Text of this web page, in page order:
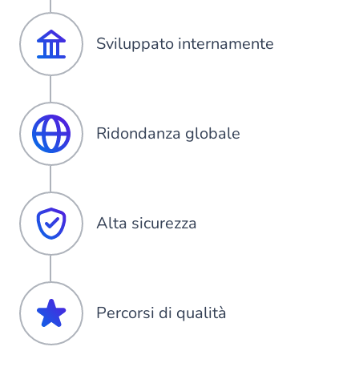
Sviluppato internamente
Ridondanza globale
Alta sicurezza
Percorsi di qualità